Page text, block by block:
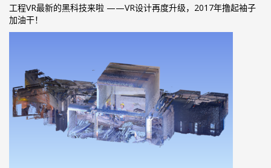
工程VR最新的黑科技来啦 ——VR设计再度升级，2017年撸起袖子
加油干！